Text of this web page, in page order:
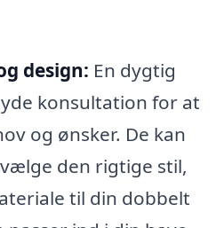
design: En dygtig
konsultation for at
og ønsker. De kan
den rigtige stil,
til din dobbelt